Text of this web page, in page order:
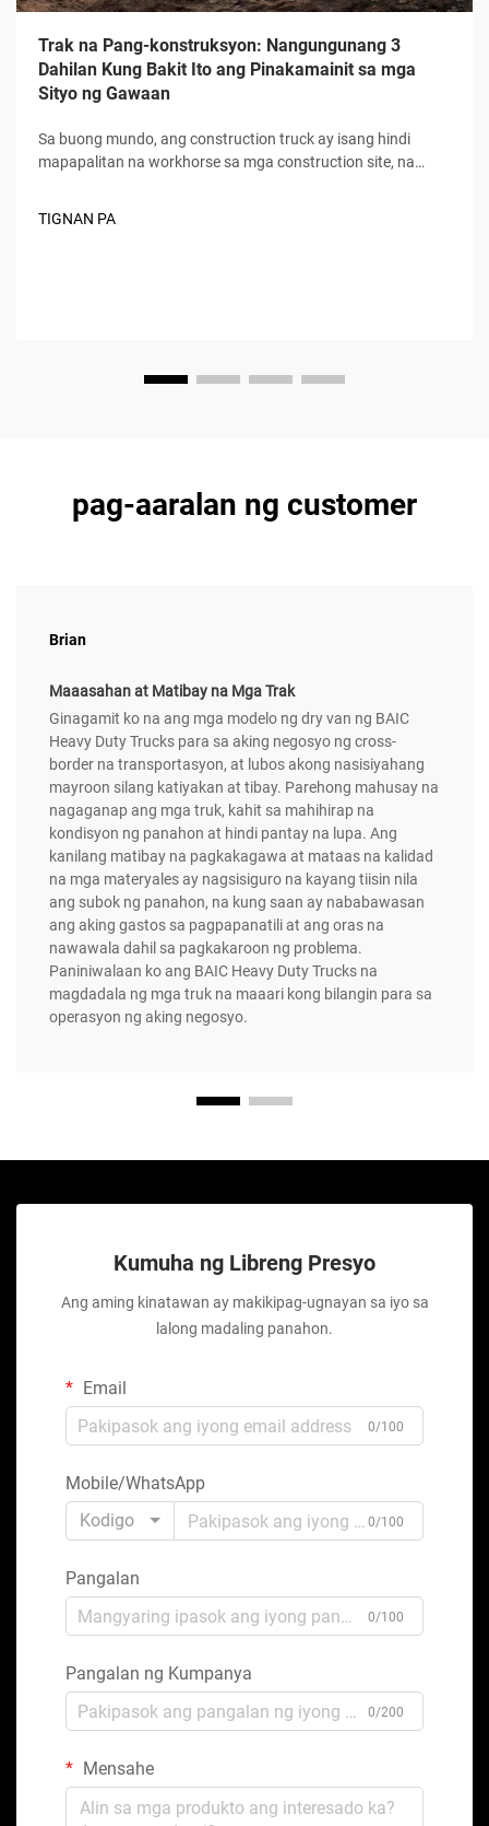
Trak na Pang-konstruksyon: Nangungunang 3
Dahilan Kung Bakit Ito ang Pinakamainit sa mga
Sityo ng Gawaan
Sa buong mundo, ang construction truck ay isang hindi
mapapalitan na workhorse sa mga construction site, na
TIGNAN PA
pag-aaralan ng customer
Brian
Maaasahan at Matibay na Mga Trak
Ginagamit ko na ang mga modelo ng dry van ng BAIC
Heavy Duty Trucks para sa aking negosyo ng cross-
border na transportasyon, at lubos akong nasisiyahang
mayroon silang katiyakan at tibay. Parehong mahusay na
nagaganap ang mga truk, kahit sa mahihirap na
kondisyon ng panahon at hindi pantay na lupa. Ang
kanilang matibay na pagkakagawa at mataas na kalidad
na mga materyales ay nagsisiguro na kayang tiisin nila
ang subok ng panahon, na kung saan ay nababawasan
ang aking gastos sa pagpapanatili at ang oras na
nawawala dahil sa pagkakaroon ng problema.
Paniniwalaan ko ang BAIC Heavy Duty Trucks na
magdadala ng mga truk na maaari kong bilangin para sa
operasyon ng aking negosyo.
Kumuha ng Libreng Presyo
Ang aming kinatawan ay makikipag-ugnayan sa iyo sa
lalong madaling panahon.
Email
0/100
Mobile/WhatsApp
Kodigo
0/100
Pangalan
0/100
Pangalan ng Kumpanya
0/200
Mensahe